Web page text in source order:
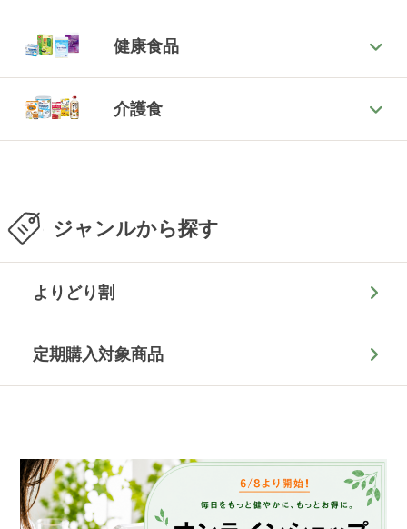
健康食品
介護食
ジャンルから探す
よりどり割
定期購入対象商品